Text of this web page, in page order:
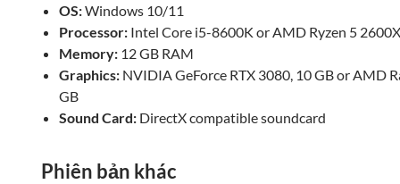
OS:Windows 10/11
Processor: Intel Core i5-8600K or AMD Ryzen 5
Memory: 12 GB RAM
Graphics: NVIDIA GeForce RTX 3080, 10 GB or AMD
GB
Sound Card: DirectX compatible soundcard
Phiên bản khác